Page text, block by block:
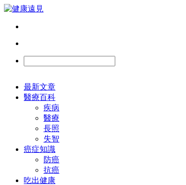
最新文章
醫療百科
疾病
醫療
長照
失智
癌症知識
防癌
抗癌
吃出健康